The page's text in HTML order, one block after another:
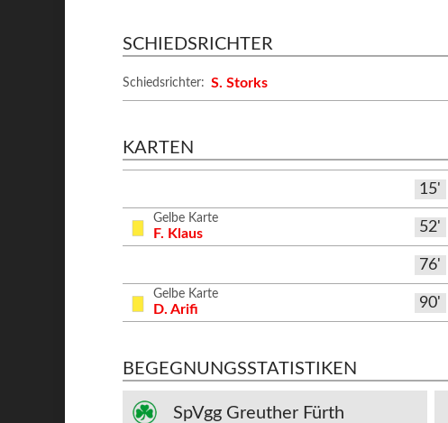
SCHIEDSRICHTER
Schiedsrichter: S. Storks
KARTEN
15'
Gelbe Karte
F. Klaus 52'
76'
Gelbe Karte
D. Arifi 90'
BEGEGNUNGSSTATISTIKEN
SpVgg Greuther Fürth